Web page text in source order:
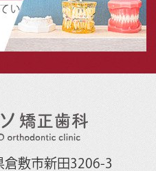
い
倉敷市新田3206-3